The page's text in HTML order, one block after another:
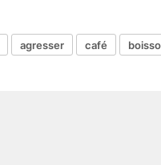
agresser café